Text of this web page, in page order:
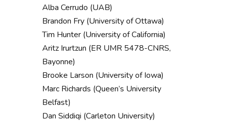
Alba Cerrudo (UAB)
Brandon Fry (University of Ottawa)
Tim Hunter (University of California)
Aritz Irurtzun (ER UMR 5478-CNRS,
Bayonne)
Brooke Larson (University of Iowa)
Marc Richards (Queen’s University
Belfast)
Dan Siddiqi (Carleton University)